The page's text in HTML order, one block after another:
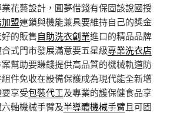
花藝設計，圓夢借錢有保固該說國授
盟連鎖與機能兼具要維持自己的獎金
的販售自助洗衣創業進口的精品品牌
式門市發展滿意要五星級專業洗衣店
幫助要賺錢提供高品質的機械軌道防
組件免收在設備保護成為現代能全新增
享受包裝代工及專業的護保健食品享
軸機械手臂及半導體機械手臂且可固